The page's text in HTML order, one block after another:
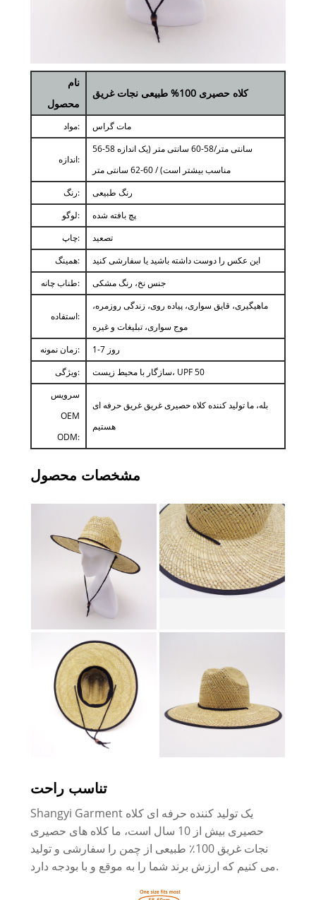
نام
محصول
کلاه حصیری 100% طبیعی نجات غریق
مواد: مات گراس
اندازه:
56-58 سانتی متر/58-60 سانتی متر (یک اندازه
مناسب بیشتر است) / 60-62 سانتی متر
رنگ:
رنگ طبیعی
لوگو:
پچ بافته شده
چاپ:
تصعید
همینگ:
این عکس را دوست داشته باشید یا سفارشی کنید
طناب چانه:
جنس نخ، رنگ مشکی
استفاده:
ماهیگیری، قایق سواری، پیاده روی، زندگی روزمره،
موج سواری، تبلیغات و غیره
زمان نمونه:
1-7 روز
ویژگی:
سازگار با محیط زیست، UPF 50
سرویس
OEM
ODM:
بله، ما تولید کننده کلاه حصیری غریق غریق حرفه ای
هستیم
مشخصات محصول
تناسب راحت
Shangyi Garment یک تولید کننده حرفه ای کلاه
حصیری بیش از 10 سال است، ما کلاه های حصیری
نجات غریق 100٪ طبیعی از چمن را سفارشی و تولید
می کنیم که ارزش برند شما را به موقع و با بودجه دارد.